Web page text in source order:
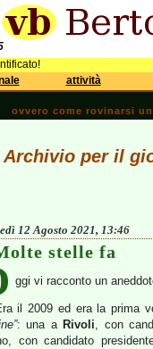
attività
ovvero come rovinarsi
Archivio per il
12 Agosto 2021, 13:46
stelle fa
ggi vi racconto un
il 2009 ed era la prima
: una a Rivoli, con
con candidato